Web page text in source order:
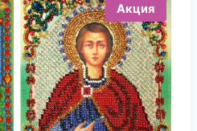
Акция